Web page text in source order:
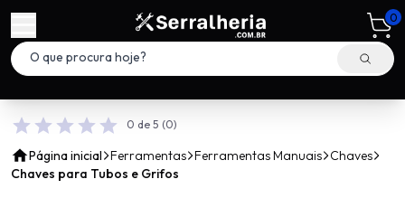
0
0 de 5 (0)
Página inicial Ferramentas Ferramentas Manuais Chaves
Chaves para Tubos e Grifos